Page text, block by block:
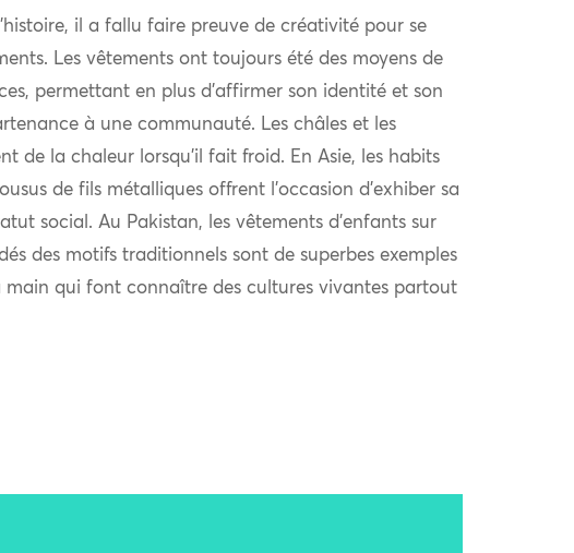
il a fallu faire preuve de créativité pour se
Les vêtements ont toujours été des moyens de
permettant en plus d’affirmer son identité et son
à une communauté. Les châles et les
de la chaleur lorsqu’il fait froid. En Asie, les habits
de fils métalliques offrent l’occasion d’exhiber sa
social. Au Pakistan, les vêtements d’enfants sur
des motifs traditionnels sont de superbes exemples
main qui font connaître des cultures vivantes partout